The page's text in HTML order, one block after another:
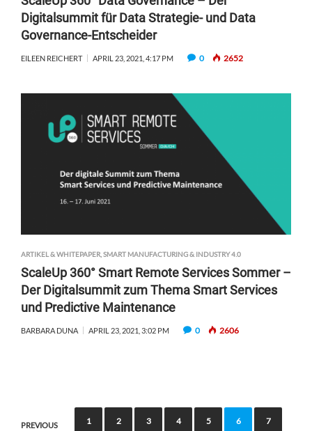
Digitalsummit für Data Strategie- und Data
Governance-Entscheider
EILEEN REICHERT APRIL 23, 2021, 4:17 PM 0 2652
ARTIKEL & WHITEPAPER SMART MANUFACTURING & INDUSTRY 4.0
ScaleUp 360° Smart Remote Services Sommer –
Der Digitalsummit zum Thema Smart Services
und Predictive Maintenance
BARBARA DUNA APRIL 23, 2021, 3:02 PM 0 2606
P
PREVIOUS 1 2 3 4 5 6 7